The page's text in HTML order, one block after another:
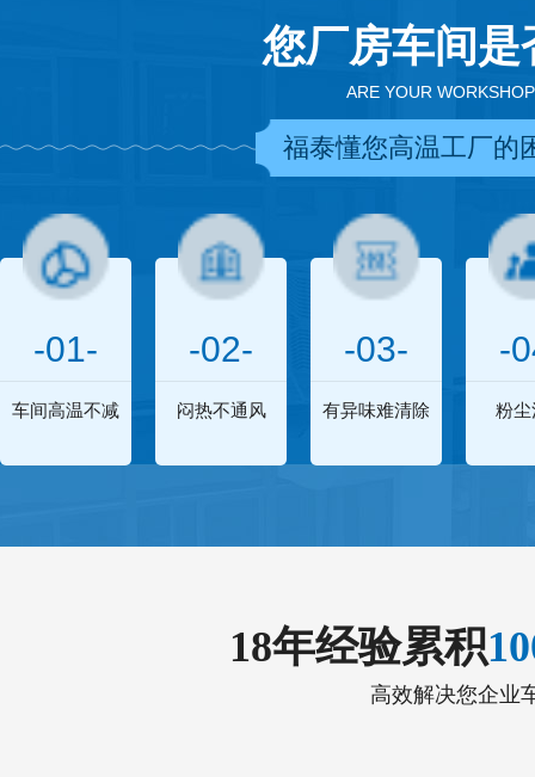
您厂房车间
ARE YOUR
福泰懂您高温工厂的
-01-
车间高温不减
-02-
闷热不通风
-03-
有异味难清除
-
粉尘
18年经验累积
高效解决您企业